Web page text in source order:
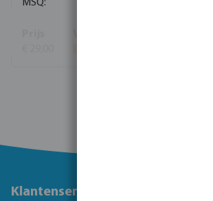
Klantenservice